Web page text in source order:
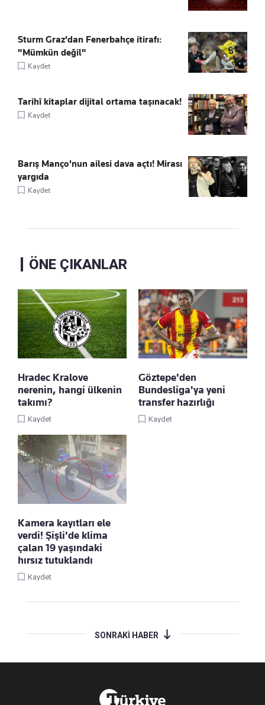
Sturm Graz'dan Fenerbahçe itirafı:
"Mümkün değil"
Kaydet
Tarihî kitaplar dijital ortama taşınacak!
Kaydet
Barış Manço'nun ailesi dava açtı! Mirası
yargıda
Kaydet
ÖNE ÇIKANLAR
Hradec Kralove
nerenin, hangi ülkenin
takımı?
Kaydet
Göztepe'den
Bundesliga'ya yeni
transfer hazırlığı
Kaydet
Kamera kayıtları ele
verdi! Şişli'de klima
çalan 19 yaşındaki
hırsız tutuklandı
Kaydet
SONRAKİ HABER